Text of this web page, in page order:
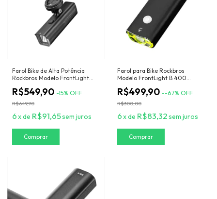
Farol Bike de Alta Potência
Rockbros Modelo FrontLight
R$549,90 -15% OFF
R$649,90
6xde R$91,65sem juros
Comprar
Farol para Bike Rockbros
Modelo FrontLight B 400
R$499,90 --67% OFF
R$300,00
6xde R$83,32sem juros
Comprar